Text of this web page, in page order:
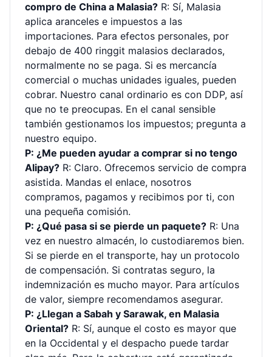
compro de China a Malasia? R: Sí, Malasia
aplica aranceles e impuestos a las
importaciones. Para efectos personales, por
debajo de 400 ringgit malasios declarados,
normalmente no se paga. Si es mercancía
comercial o muchas unidades iguales, pueden
cobrar. Nuestro canal ordinario es con DDP, así
que no te preocupas. En el canal sensible
también gestionamos los impuestos; pregunta a
nuestro equipo.
P: ¿Me pueden ayudar a comprar si no tengo
Alipay? R: Claro. Ofrecemos servicio de compra
asistida. Mandas el enlace, nosotros
compramos, pagamos y recibimos por ti, con
una pequeña comisión.
P: ¿Qué pasa si se pierde un paquete? R: Una
vez en nuestro almacén, lo custodiaremos bien.
Si se pierde en el transporte, hay un protocolo
de compensación. Si contratas seguro, la
indemnización es mucho mayor. Para artículos
de valor, siempre recomendamos asegurar.
P: ¿Llegan a Sabah y Sarawak, en Malasia
Oriental? R: Sí, aunque el costo es mayor que
en la Occidental y el despacho puede tardar